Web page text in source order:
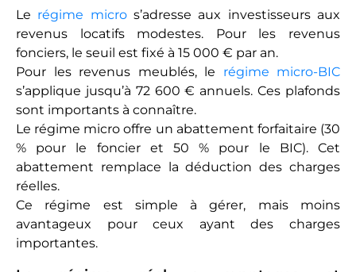
Le régime micros’adresse aux investisseurs aux
revenus locatifs modestes. Pour les revenus
fonciers, le seuil est fixé à 15 000 € par an.
Pour les revenus meublés, le régime micro-BIC
s’applique jusqu’à 72 600 € annuels. Ces plafonds
sont importants à connaître.
Le régime micro offre un abattement forfaitaire (30
% pour le foncier et 50 % pour le BIC). Cet
abattement remplace la déduction des charges
réelles.
Ce régime est simple à gérer, mais moins
avantageux pour ceux ayant des charges
importantes.